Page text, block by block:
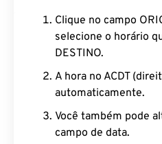
Clique no campo
selecione o horário
DESTINO.
A hora no ACDT
automaticamente.
Você também pode
campo de data.